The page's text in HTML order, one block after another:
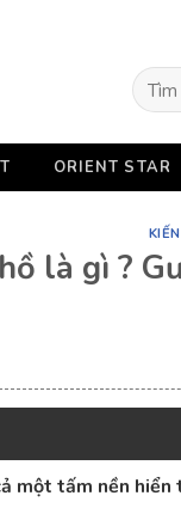
Tìm
kiếm:
ORIENT STAR
là gì ?
một tấm nền hiển